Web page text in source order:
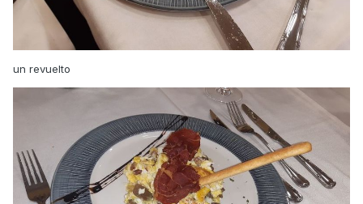
un revuelto